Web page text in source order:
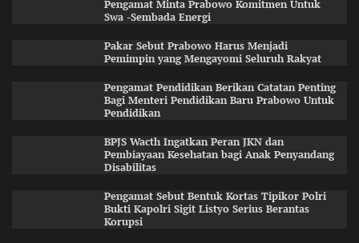
Pengamat Minta Prabowo Komitmen Untuk
Swa -Sembada Energi
Pakar Sebut Prabowo Harus Menjadi
Pemimpin yang Mengayomi Seluruh Rakyat
Pengamat Pendidikan Berikan Catatan Penting
Bagi Menteri Pendidikan Baru Prabowo Untuk
Pendidikan
BPJS Wacth Ingatkan Peran JKN dan
Pembiayaan Kesehatan bagi Anak Penyandang
Disabilitas
Pengamat Sebut Bentuk Kortas Tipikor Polri
Bukti Kapolri Sigit Listyo Serius Berantas
Korupsi